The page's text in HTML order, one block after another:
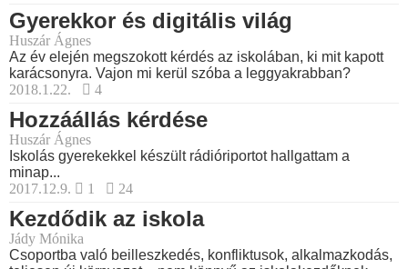
Gyerekkor és digitális világ
Huszár Ágnes
Az év elején megszokott kérdés az iskolában, ki mit kapott
karácsonyra. Vajon mi kerül szóba a leggyakrabban?
2018.1.22.
4
Hozzáállás kérdése
Huszár Ágnes
Iskolás gyerekekkel készült rádióriportot hallgattam a
minap...
2017.12.9.
1 24
Kezdődik az iskola
Jády Mónika
Csoportba való beilleszkedés, konfliktusok, alkalmazkodás,